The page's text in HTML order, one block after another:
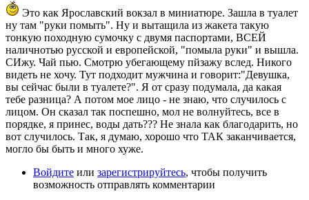
Это как Ярославский вокзал в миниатюре. Зашла в туалет
ну там "руки помыть". Ну и вытащила из жакета такую
тонкую походную сумочку с двумя паспортами, ВСЕЙ
наличнотью русской и европейской, "помыла руки" и вышла.
СИжу. Чай пью. Смотрю убегающему пйзажу вслед. Никого
видеть не хочу. Тут подходит мужчина и говорит:"Девушка,
вы сейчас были в туалете?". Я от сразу подумала, да какая
тебе разница? А потом мое лицо - не знаю, что случилось с
лицом. Он сказал так поспешно, мол не волнуйтесь, все в
порядке, я принес, воды дать??? Не знала как благодарить, но
вот случилось. Так, я думаю, хорошо что ТАК заканчивается,
могло бы быть и много хуже.
Войдите или зарегистрируйтесь, чтобы получить
возможность отправлять комментарии